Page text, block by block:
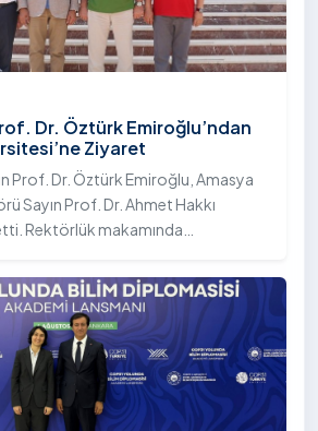
Dr. Öztürk Emiroğlu’ndan
Ziyaret
Prof. Dr. Öztürk Emiroğlu, Amasya
Sayın Prof. Dr. Ahmet Hakkı
Rektörlük makamında
Murat Kurt eşlik etti.